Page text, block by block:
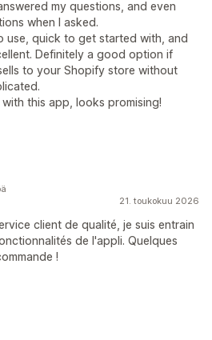
my questions, and even
when I asked.
use, quick to get started with, and
Definitely a good option if
to your Shopify store without
this app, looks promising!
21. toukokuu 2026
client de qualité, je suis entrain
de l'appli. Quelques
!